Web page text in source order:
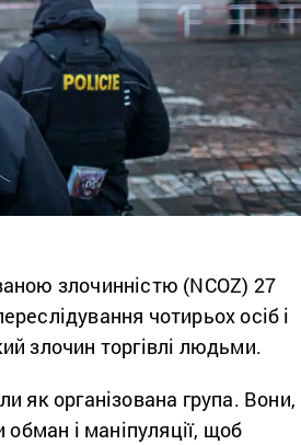
злочинністю (NCOZ) 27
чотирьох осіб і
злочин торгівлі людьми.
як організована група. Вони,
обман і маніпуляції, щоб